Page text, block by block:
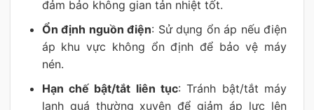
đảm bảo không gian tản nhiệt tốt.
Ổn định nguồn điện: Sử dụng ổn áp nếu điện
áp khu vực không ổn định để bảo vệ máy
nén.
Hạn chế bật/tắt liên tục: Tránh bật/tắt máy
lạnh quá thường xuyên để giảm áp lực lên